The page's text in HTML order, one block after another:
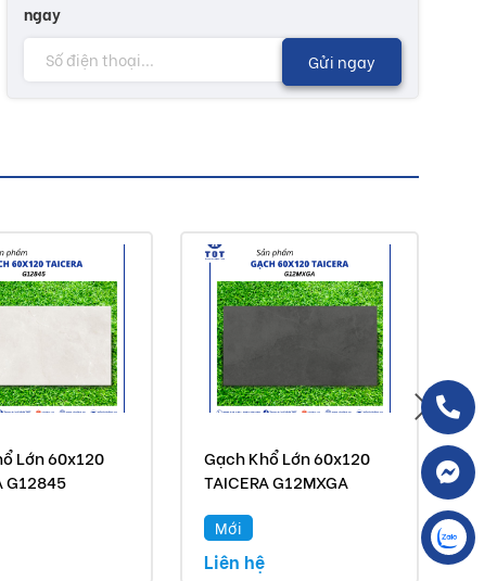
ngay
Gửi ngay
Lớn 60x120
G12845
Gạch Khổ Lớn 60x120
TAICERA G12MXGA
Mới
Liên hệ